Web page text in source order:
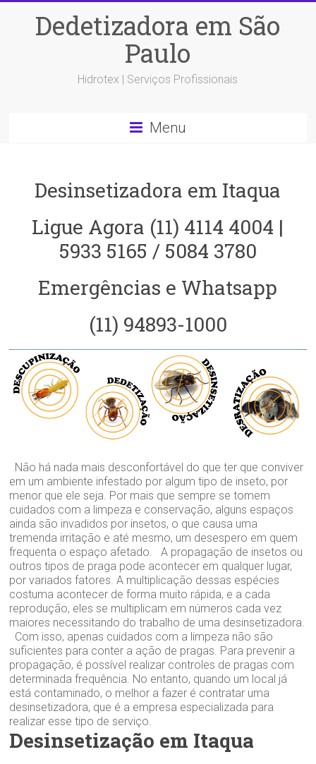
Dedetizadora em São
Paulo
Hidrotex | Serviços Profissionais
Menu
Desinsetizadora em Itaqua
Ligue Agora (11) 4114 4004 |
5933 5165 / 5084 3780
Emergências e Whatsapp
(11) 94893-1000
Não há nada mais desconfortável do que ter que conviver
em um ambiente infestado por algum tipo de inseto, por
menor que ele seja. Por mais que sempre se tomem
cuidados com a limpeza e conservação, alguns espaços
ainda são invadidos por insetos, o que causa uma
tremenda irritação e até mesmo, um desespero em quem
frequenta o espaço afetado. A propagação de insetos ou
outros tipos de praga pode acontecer em qualquer lugar,
por variados fatores. A multiplicação dessas espécies
costuma acontecer de forma muito rápida, e a cada
reprodução, eles se multiplicam em números cada vez
maiores necessitando do trabalho de uma desinsetizadora.
Com isso, apenas cuidados com a limpeza não são
suficientes para conter a ação de pragas. Para prevenir a
propagação, é possível realizar controles de pragas com
determinada frequência. No entanto, quando um local já
está contaminado, o melhor a fazer é contratar uma
desinsetizadora, que é a empresa especializada para
realizar esse tipo de serviço.
Desinsetização em Itaqua